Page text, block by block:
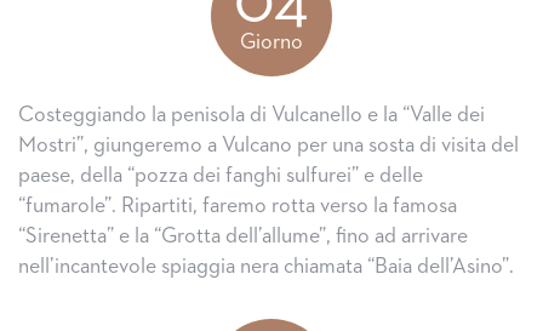
Giorno
Costeggiando la penisola di Vulcanello e la “Valle dei
Mostri”, giungeremo a Vulcano per una sosta di visita del
paese, della “pozza dei fanghi sulfurei” e delle
“fumarole”. Ripartiti, faremo rotta verso la famosa
“Sirenetta” e la “Grotta dell’allume”, fino ad arrivare
nell’incantevole spiaggia nera chiamata “Baia dell’Asino”.